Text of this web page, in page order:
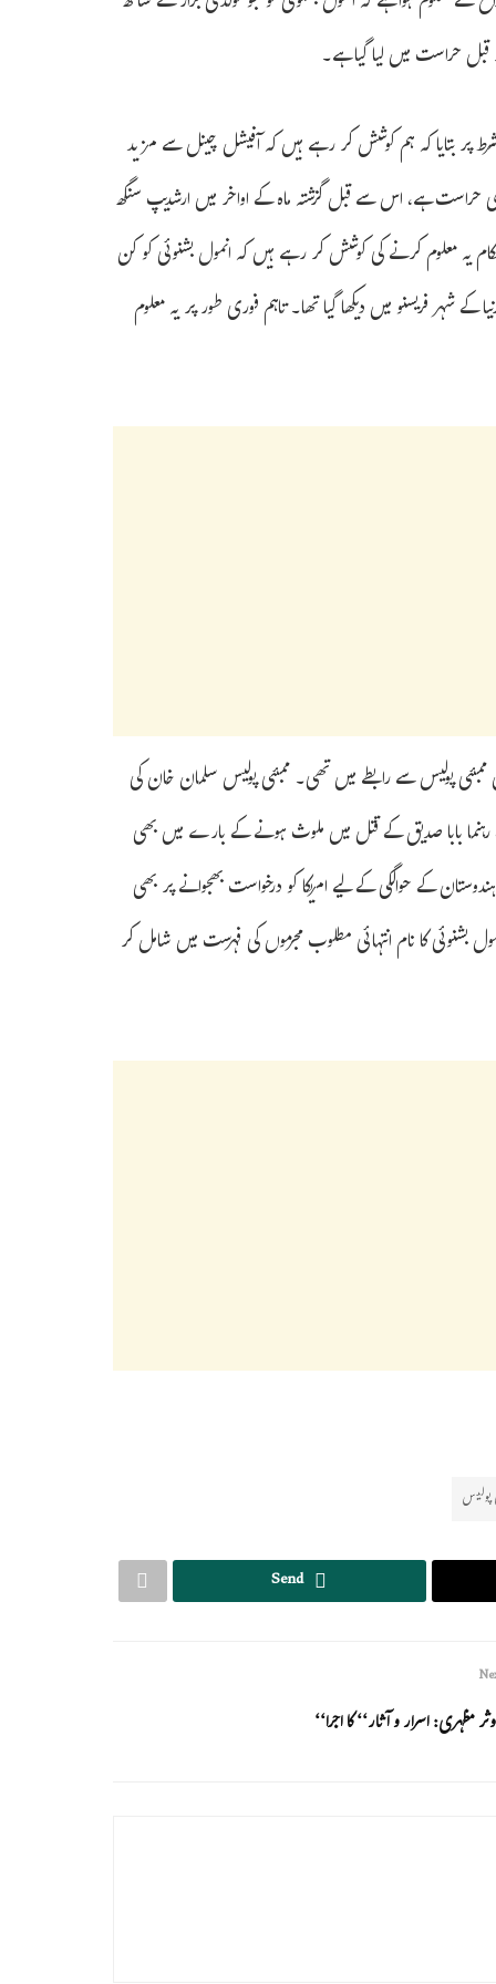
قبل حراست میں لیا گیا ہے۔
پر بتایا کہ ہم کوشش کر رہے ہیں کہ آفیشل چینل سے مزید
ہے، اس سے قبل گزشتہ ماہ کے اواخر میں ارشدیپ سنگھ
یہ معلوم کرنے کی کوشش کر رہے ہیں کہ انمول بشنوئی کو کن
کے شہر فریسنو میں دیکھا گیا تھا۔ تاہم فوری طور پر یہ معلوم
پولیس سے رابطے میں تھی۔ ممبئی پولیس سلمان خان کی
اور 12 اکتوبر کو این سی پی کے رہنما بابا صدیق کے قتل میں ملوث ہونے کے بارے میں بھی
کے حوالگی کے لیے امریکا کو درخواست بھجوانے پر بھی
بشنوئی کا نام انتہائی مطلوب مجرموں کی فہرست میں شامل کر
پولیس
Send
مظہری: اسرار و آثار‘‘ کا اجرا‘‘